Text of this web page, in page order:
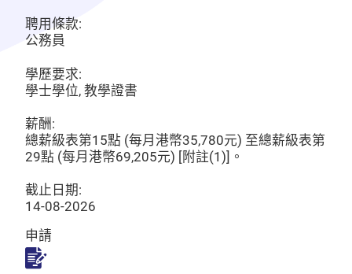
聘用條款:
公務員
學歷要求:
學士學位, 教學證書
薪酬:
總薪級表第15點 (每月港幣35,780元) 至總薪級表第
29點 (每月港幣69,205元) [附註(1)]。
截止日期:
14-08-2026
申請
申請